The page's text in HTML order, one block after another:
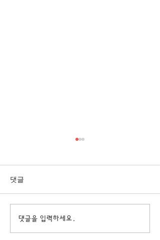
댓글
댓글을 입력하세요.